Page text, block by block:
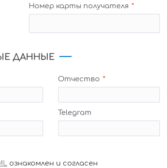
Номер карты получателя
ДАННЫЕ
Отчество
Telegram
ознакомлен и согласен